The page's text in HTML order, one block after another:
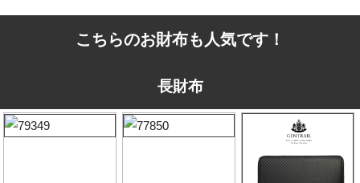
こちらのお財布も人気です！
長財布